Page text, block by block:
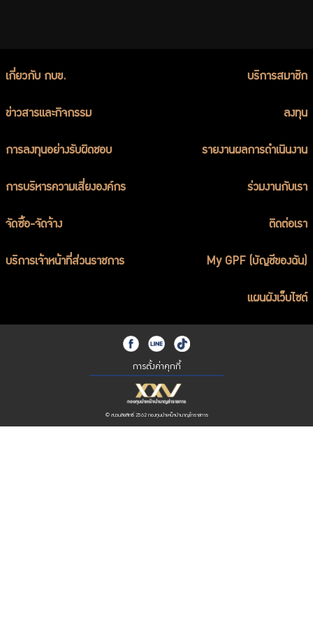
เกี่ยวกับ กบข. บริการสมาชิก
ข่าวสารและกิจกรรม ลงทุน
การลงทุนอย่างรับผิดชอบ รายงานผลการดำเนินงาน
การบริหารความเสี่ยงองค์กร ร่วมงานกับเรา
จัดซื้อ-จัดจ้าง ติดต่อเรา
บริการเจ้าหน้าที่ส่วนราชการ My GPF (บัญชีของฉัน)
แผนผังเว็บไซต์
การตั้งค่าคุกกี้
© สงวนลิขสิทธิ์ 2562 กองทุนบำเหน็จบำนาญข้าราชการ